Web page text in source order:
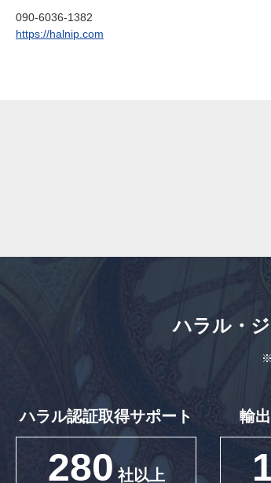
090-6036-1382
https://halnip.com
ハラル・
ハラル認証取得サポート
280 社以上
輸